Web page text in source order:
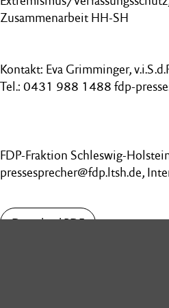
Zusammenarbeit HH-SH
Kontakt: Eva Grimminger,
Tel.: 0431 988 1488 fdp-
FDP-Fraktion Schleswig-
pressesprecher@fdp.ltsh.de,
Download PDF